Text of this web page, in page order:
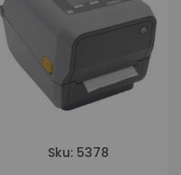
Sku: 5378